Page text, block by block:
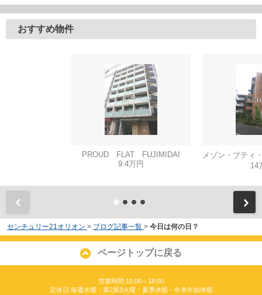
おすすめ物件
PROUD FLAT FUJIMIDAI
9.4万円
14
センチュリー21オリオン > ブログ記事一覧 > 今日は何の日？
ページトップに戻る
営業時間:10:00～18:00
定休日:毎週水曜・第2第3火曜・夏季休暇・年末年始休暇